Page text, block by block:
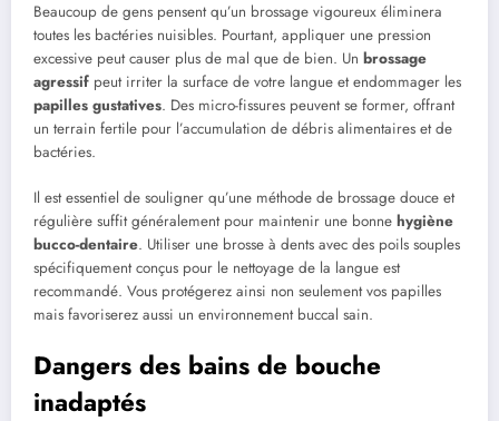
Beaucoup de gens pensent qu’un brossage vigoureux éliminera
toutes les bactéries nuisibles. Pourtant, appliquer une pression
excessive peut causer plus de mal que de bien. Un brossage
agressif peut irriter la surface de votre langue et endommager les
papilles gustatives. Des micro-fissures peuvent se former, offrant
un terrain fertile pour l’accumulation de débris alimentaires et de
bactéries.
Il est essentiel de souligner qu’une méthode de brossage douce et
régulière suffit généralement pour maintenir une bonne hygiène
bucco-dentaire. Utiliser une brosse à dents avec des poils souples
spécifiquement conçus pour le nettoyage de la langue est
recommandé. Vous protégerez ainsi non seulement vos papilles
mais favoriserez aussi un environnement buccal sain.
Dangers des bains de bouche
inadaptés